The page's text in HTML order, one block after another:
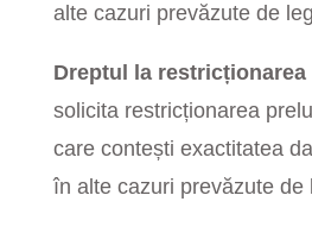
alte cazuri prevăzute de
Dreptul la
solicita restricționarea
care contești exactitatea
în alte cazuri prevăzute de